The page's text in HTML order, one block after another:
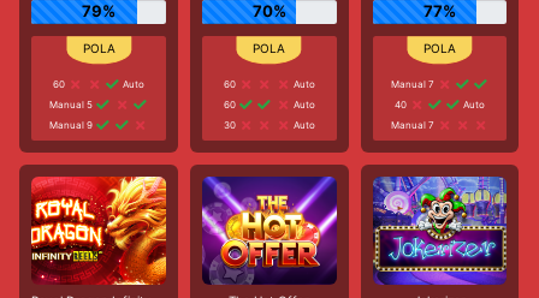
79%
60
Auto
Manual 5
Manual 9
70%
60
Auto
60
Auto
30
Auto
77%
Manual 7
40
Auto
Manual 7